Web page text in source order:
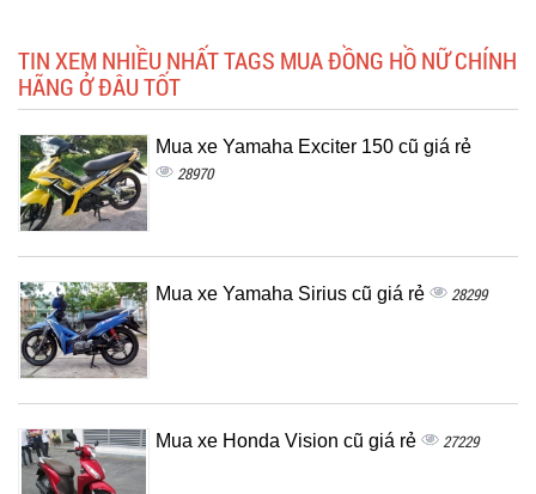
TIN XEM NHIỀU NHẤT TAGS MUA ĐỒNG HỒ NỮ CHÍNH
HÃNG Ở ĐÂU TỐT
Mua xe Yamaha Exciter 150 cũ giá rẻ
28970
Mua xe Yamaha Sirius cũ giá rẻ 28299
Mua xe Honda Vision cũ giá rẻ 27229